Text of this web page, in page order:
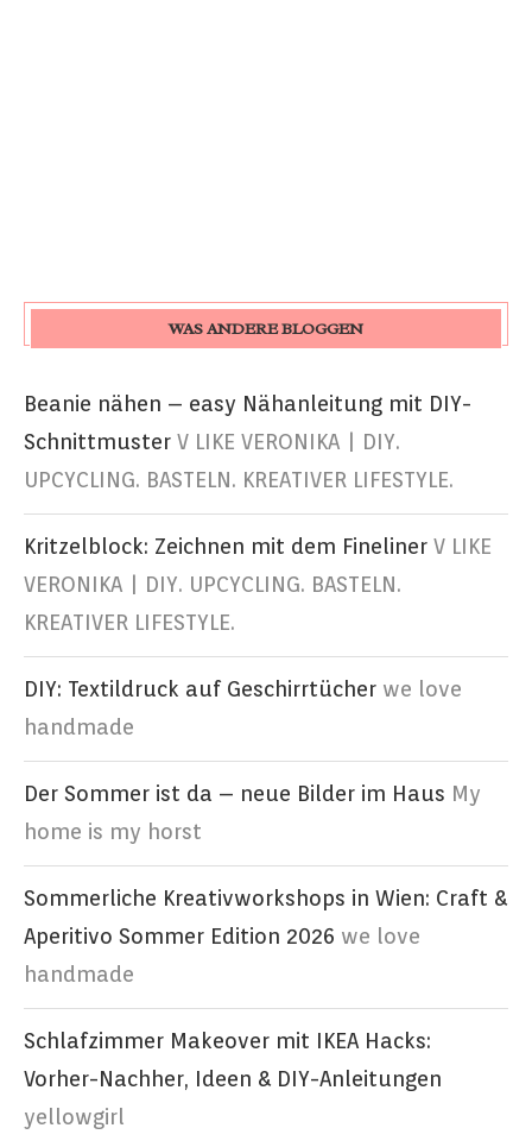
WAS ANDERE BLOGGEN
Beanie nähen – easy Nähanleitung mit DIY-
Schnittmuster V LIKE VERONIKA | DIY.
UPCYCLING. BASTELN. KREATIVER LIFESTYLE.
Kritzelblock: Zeichnen mit dem Fineliner V LIKE
VERONIKA | DIY. UPCYCLING. BASTELN.
KREATIVER LIFESTYLE.
DIY: Textildruck auf Geschirrtücher we love
handmade
Der Sommer ist da – neue Bilder im Haus My
home is my horst
Sommerliche Kreativworkshops in Wien: Craft &
Aperitivo Sommer Edition 2026 we love
handmade
Schlafzimmer Makeover mit IKEA Hacks:
Vorher-Nachher, Ideen & DIY-Anleitungen
yellowgirl